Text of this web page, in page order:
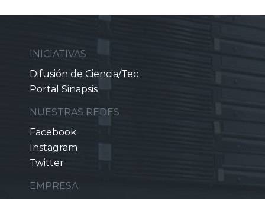
INICIATIVAS
Difusión de Ciencia/Tec
Portal Sinapsis
NUESTRAS REDES
Facebook
Instagram
Twitter
EMPRESA